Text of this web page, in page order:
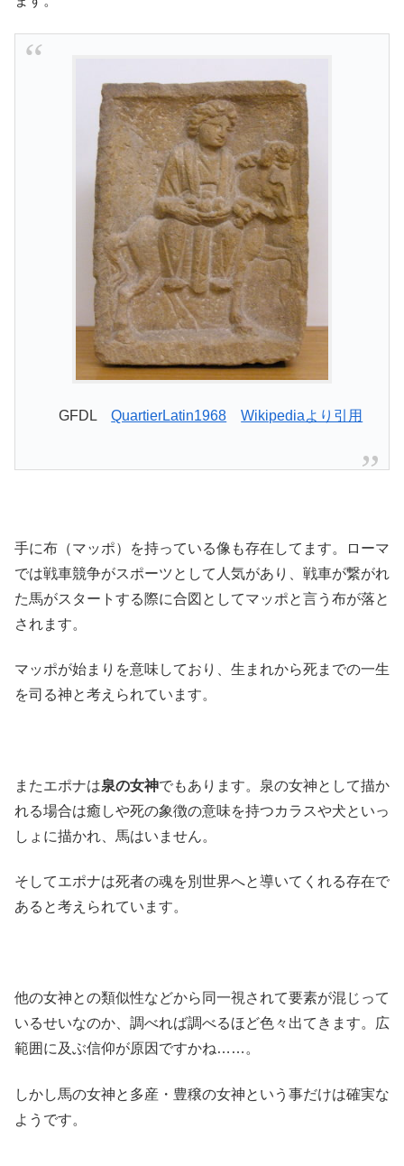
GFDLQuartierLatin1968 Wikipediaより引用
手に布（マッポ）を持っている像も存在してます。ローマ
では戦車競争がスポーツとして人気があり、戦車が繋がれ
た馬がスタートする際に合図としてマッポと言う布が落と
されます。
マッポが始まりを意味しており、生まれから死までの一生
を司る神と考えられています。
またエポナは泉の女神でもあります。泉の女神として描か
れる場合は癒しや死の象徴の意味を持つカラスや犬といっ
しょに描かれ、馬はいません。
そしてエポナは死者の魂を別世界へと導いてくれる存在で
あると考えられています。
他の女神との類似性などから同一視されて要素が混じって
いるせいなのか、調べれば調べるほど色々出てきます。広
範囲に及ぶ信仰が原因ですかね……。
しかし馬の女神と多産・豊穣の女神という事だけは確実な
ようです。